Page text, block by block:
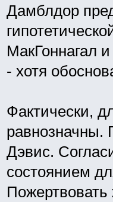
Дамблдор
МакГоннагал
- хотя
Фактически,
равнозначны.
Дэвис.
состоянием